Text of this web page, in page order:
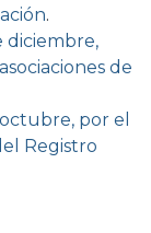
.
diciembre,
de
por el
Registro